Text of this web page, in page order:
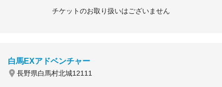
チケットのお取り扱いはございません
白馬EXアドベンチャー
長野県白馬村北城12111